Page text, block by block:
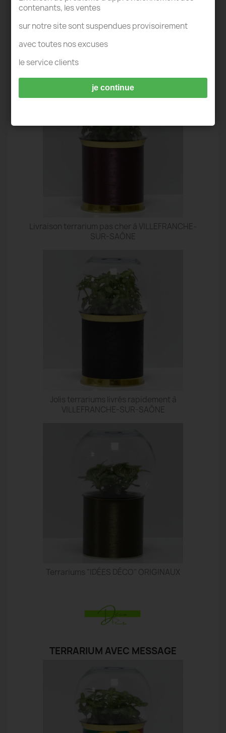
TERRARIUM IDÉES DECO - VILLEFRANCHE-
Livraison terrarium pas cher à VILLEFRANCHE-
SUR-SAÔNE
Jolis terrariums livrés rapidement à
VILLEFRANCHE-SUR-SAÔNE
Terrariums "IDÉES DÉCO" ORIGINAUX
TERRARIUM AVEC MESSAGE
contenants, les ventes
sur notre site sont suspendues provisoirement
avec toutes nos excuses
le service clients
je continue